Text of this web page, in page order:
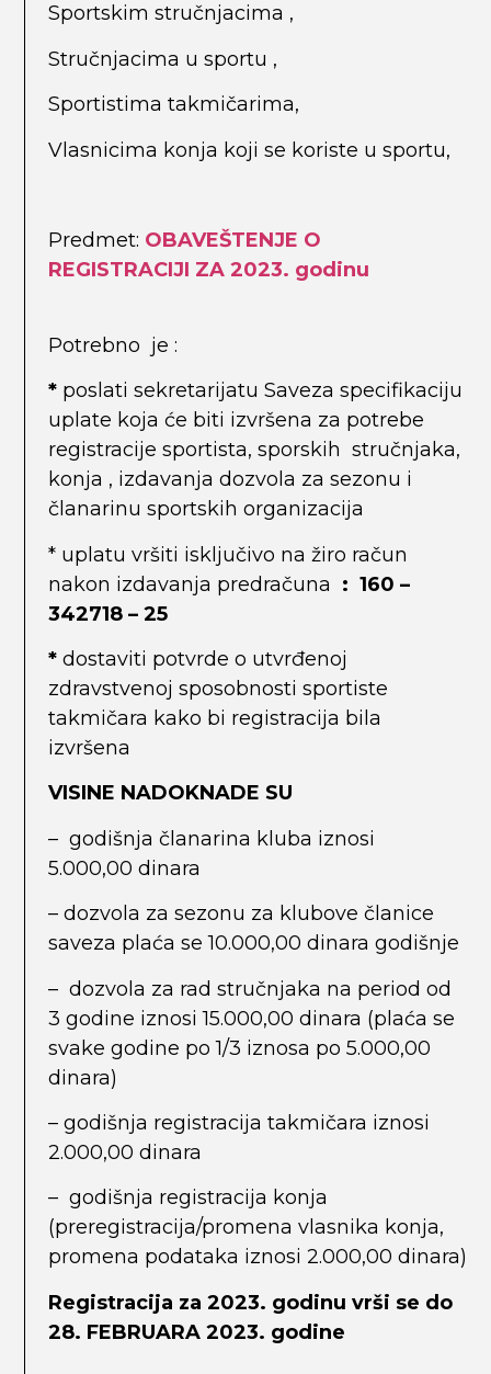
Sportskim stručnjacima ,
Stručnjacima u sportu ,
Sportistima takmičarima,
Vlasnicima konja koji se koriste u sportu,
Predmet: OBAVEŠTENJE O
REGISTRACIJI ZA 2023. godinu
Potrebno je :
* poslati sekretarijatu Saveza specifikaciju
uplate koja će biti izvršena za potrebe
registracije sportista, sporskih stručnjaka,
konja , izdavanja dozvola za sezonu i
članarinu sportskih organizacija
* uplatu vršiti isključivo na žiro račun
nakon izdavanja predračuna : 160 –
342718 – 25
* dostaviti potvrde o utvrđenoj
zdravstvenoj sposobnosti sportiste
takmičara kako bi registracija bila
izvršena
VISINE NADOKNADE SU
– godišnja članarina kluba iznosi
5.000,00 dinara
– dozvola za sezonu za klubove članice
saveza plaća se 10.000,00 dinara godišnje
– dozvola za rad stručnjaka na period od
3 godine iznosi 15.000,00 dinara (plaća se
svake godine po 1/3 iznosa po 5.000,00
dinara)
– godišnja registracija takmičara iznosi
2.000,00 dinara
– godišnja registracija konja
(preregistracija/promena vlasnika konja,
promena podataka iznosi 2.000,00 dinara)
Registracija za 2023. godinu vrši se do
28. FEBRUARA 2023. godine